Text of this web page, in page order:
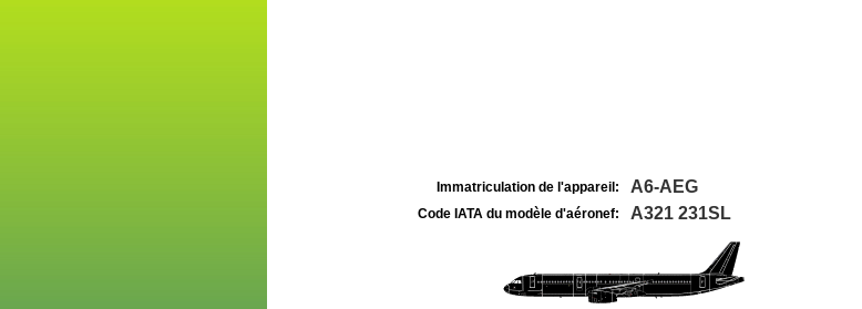
Immatriculation de l'appareil: A6-AEG
Code IATA du modèle d'aéronef: A321 231SL